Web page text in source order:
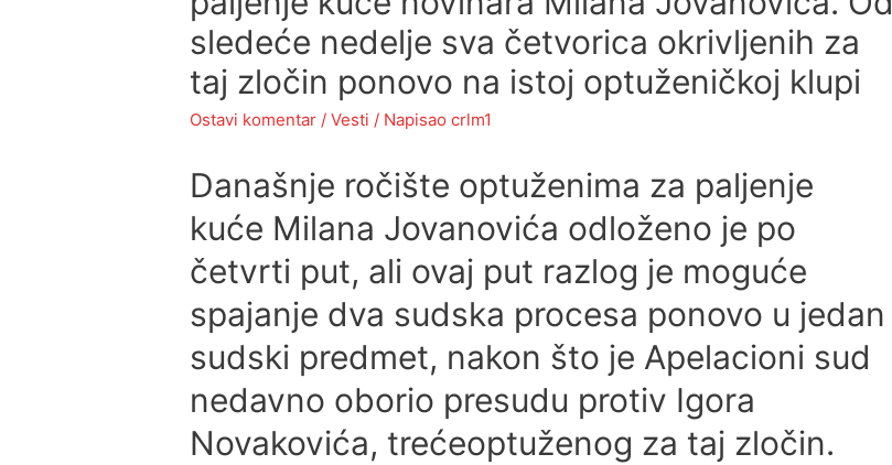
sledeće nedelje sva četvorica okrivljenih za
taj zločin ponovo na istoj optuženičkoj klupi
Ostavi komentar /Vesti / Napisao crlm1
Današnje ročište optuženima za paljenje
kuće Milana Jovanovića odloženo je po
četvrti put, ali ovaj put razlog je moguće
spajanje dva sudska procesa ponovo u jedan
sudski predmet, nakon što je Apelacioni sud
nedavno oborio presudu protiv Igora
Novakovića, trećeoptuženog za taj zločin.